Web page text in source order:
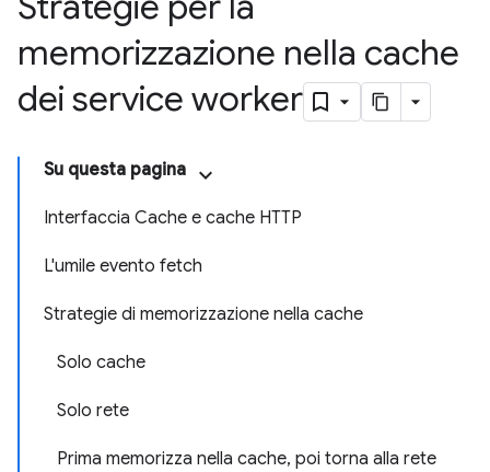
memorizzazione nella cache
dei service worker
Su questa pagina
Interfaccia Cache e cache HTTP
L'umile evento fetch
Strategie di memorizzazione nella cache
Solo cache
Solo rete
Prima memorizza nella cache, poi torna alla rete